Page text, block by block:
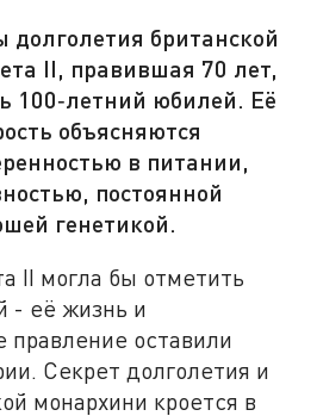
долголетия британской
II, правившая 70 лет,
100‑летний юбилей. Её
объясняются
в питании,
постоянной
генетикой.
II могла бы отметить
- её жизнь и
правление оставили
Секрет долголетия и
монархини кроется в